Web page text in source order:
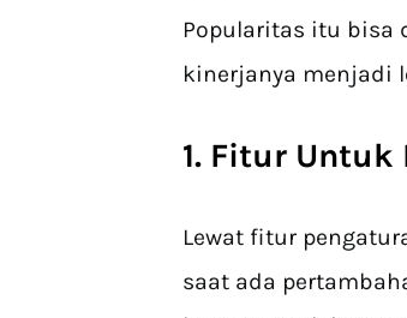
Popularitas itu bisa
kinerjanya menjadi
1. Fitur
Lewat fitur
saat ada